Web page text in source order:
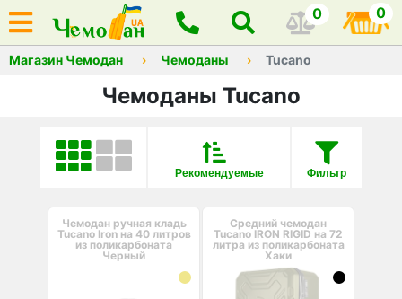
0 0
Магазин Чемодан Чемоданы Tucano
Чемоданы Tucano
Фильтр
Рекомендуемые
Чемодан ручная кладь
Tucano Iron на 40 литров
из поликарбоната
Черный
Средний чемодан
Tucano IRON RIGID на 72
литра из поликарбоната
Хаки